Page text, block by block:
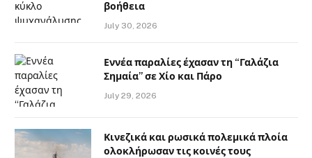
βοήθεια
July 30, 2026
Εννέα παραλίες έχασαν τη “Γαλάζια
Σημαία” σε Χίο και Πάρο
July 29, 2026
Κινεζικά και ρωσικά πολεμικά πλοία
ολοκλήρωσαν τις κοινές τους